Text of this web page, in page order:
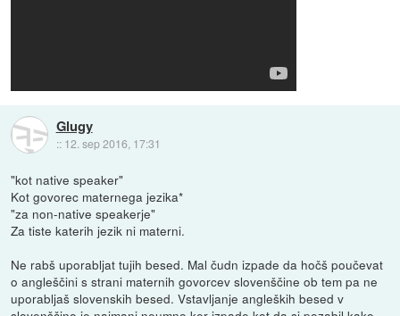
Glugy
:: 12. sep 2016, 17:31
"kot native speaker"
Kot govorec maternega jezika*
"za non-native speakerje"
Za tiste katerih jezik ni materni.
Ne rabš uporabljat tujih besed. Mal čudn izpade da hočš poučevat
o angleščini s strani maternih govorcev slovenščine ob tem pa ne
uporabljaš slovenskih besed. Vstavljanje angleških besed v